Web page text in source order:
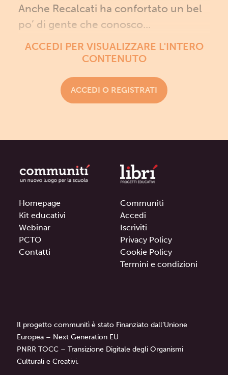
Anche Recalcati ha confortato un bel
po’ di gente che conosco...
ACCEDI PER VISUALIZZARE L'INTERO
CONTENUTO
ACCEDI O REGISTRATI
Homepage
Kit educativi
Webinar
PCTO
Contatti
Communitì
Accedi
Iscriviti
Privacy Policy
Cookie Policy
Termini e condizioni
Il progetto communitì è stato Finanziato dall’Unione
Europea – Next Generation EU
PNRR TOCC – Transizione Digitale degli Organismi
Culturali e Creativi.